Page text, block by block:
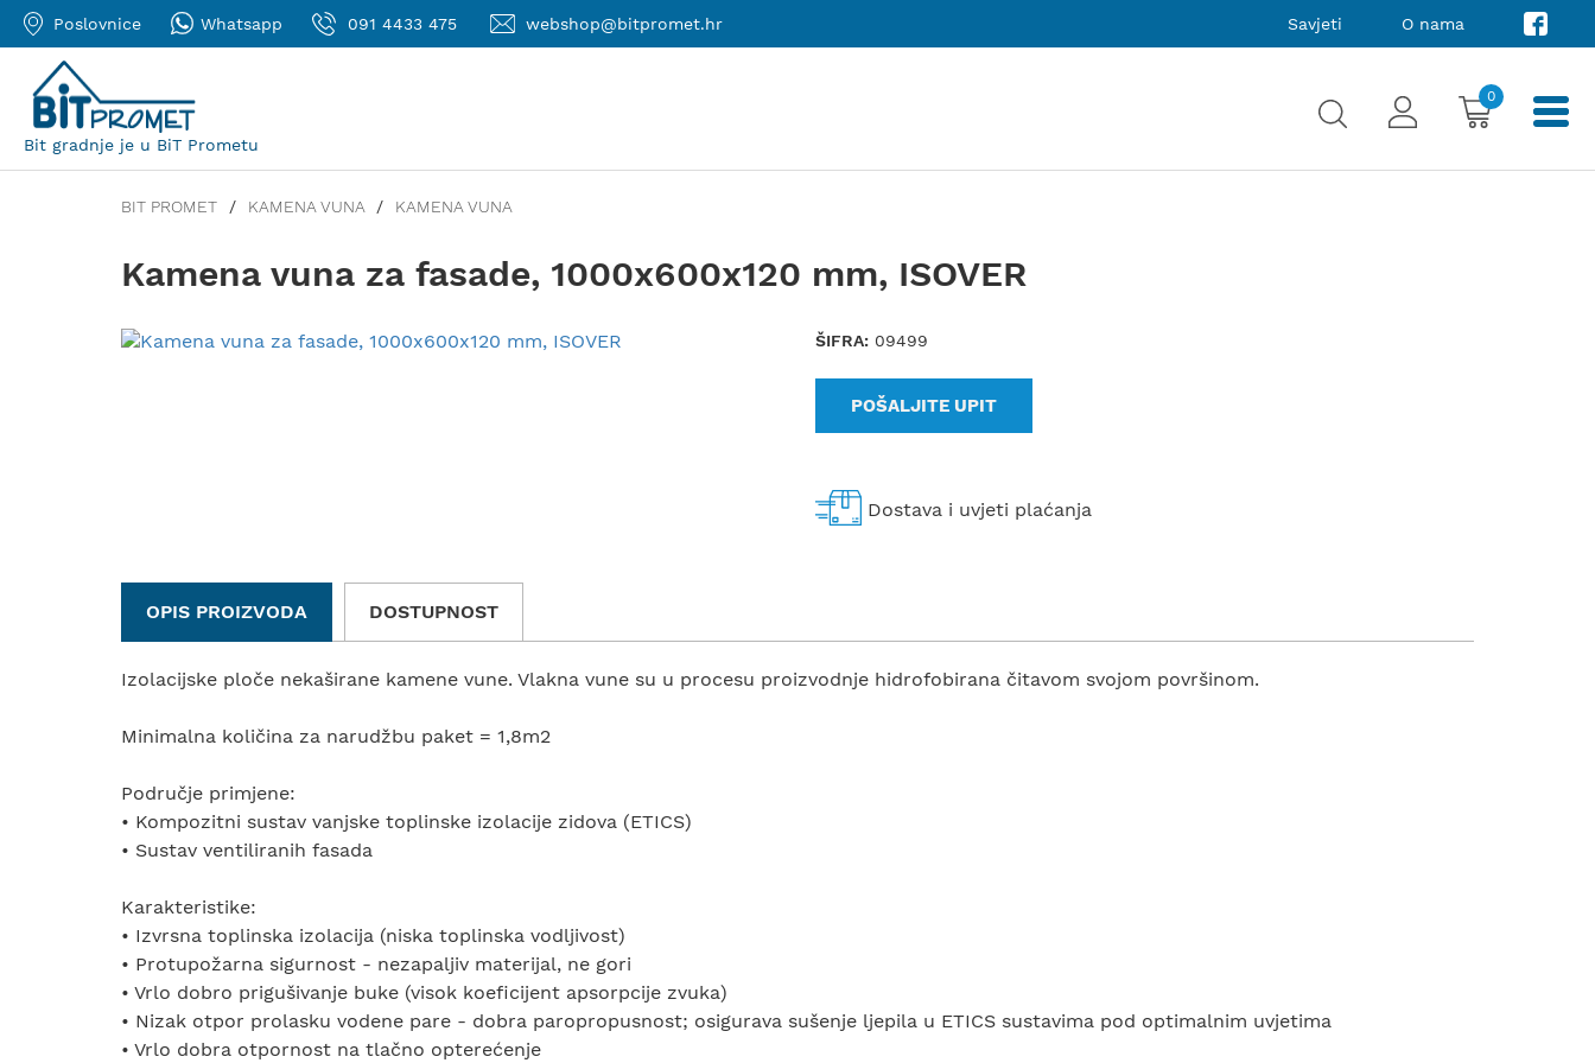
Poslovnice Whatsapp 091 4433 475 webshop@bitpromet.hr Savjeti O nama
Bit gradnje je u BiT Prometu
0
BIT PROMET KAMENA VUNA KAMENA VUNA
Kamena vuna za fasade, 1000x600x120 mm, ISOVER
ŠIFRA: 09499
POŠALJITE UPIT
Dostava i uvjeti plaćanja
OPIS PROIZVODA DOSTUPNOST
Izolacijske ploče nekaširane kamene vune. Vlakna vune su u procesu proizvodnje hidrofobirana čitavom svojom površinom.
Minimalna količina za narudžbu paket = 1,8m2
Područje primjene:
• Kompozitni sustav vanjske toplinske izolacije zidova (ETICS)
• Sustav ventiliranih fasada
Karakteristike:
• Izvrsna toplinska izolacija (niska toplinska vodljivost)
• Protupožarna sigurnost - nezapaljiv materijal, ne gori
• Vrlo dobro prigušivanje buke (visok koeficijent apsorpcije zvuka)
• Nizak otpor prolasku vodene pare - dobra paropropusnost; osigurava sušenje ljepila u ETICS sustavima pod optimalnim uvjetima
• Vrlo dobra otpornost na tlačno opterećenje